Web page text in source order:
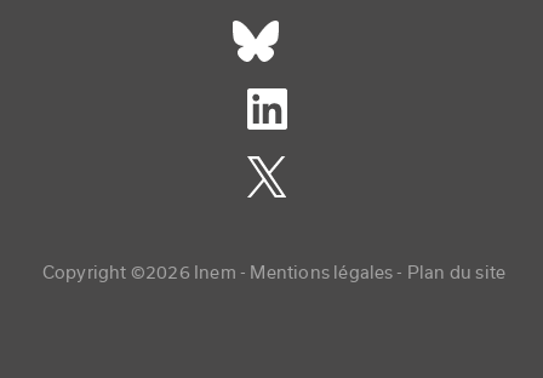
Réseaux sociaux footer
Copyright ©2026 Inem - Copyright menu
Mentions légales Plan du site